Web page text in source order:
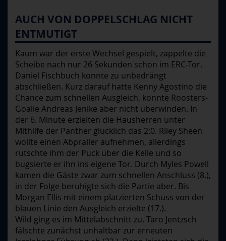
AUCH VON DOPPELSCHLAG NICHT
ENTMUTIGT
Kaum war der erste Wechsel gespielt, zappelte die
Scheibe nach nur 26 Sekunden schon im ERC-Tor.
Daniel Fischbuch konnte zu unbedrängt
abschließen. Kurz darauf hatte Kenny Agostino die
Chance zum schnellen Ausgleich, konnte Roosters-
Goalie Andreas Jenike aber nicht überwinden. In
der 6. Minute erzielten die Hausherren unter
Mithilfe der Panther glücklich das 2:0. Riley Sheen
wollte einen Abpraller aufnehmen, allerdings
rutschte ihm der Puck über die Kelle und so
bugsierte er ihn ins eigene Tor. Durch Myles Powell
kamen die Gäste zwar zum schnellen Anschluss (8.),
in der Folge beruhigte sich die Partie aber. Bis
Morgan Ellis mit einem platzierten Schuss von der
blauen Linie den Ausgleich erzielte (17.).
Wild ging es im Mittelabschnitt zu. Taro Jentzsch
fälschte zunächst unhaltbar zur erneuten